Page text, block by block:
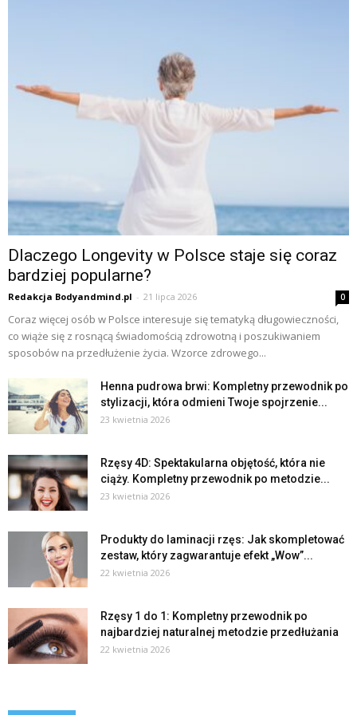
Dlaczego Longevity w Polsce staje się coraz
bardziej popularne?
Redakcja Bodyandmind.pl - 21 lipca 2026 0
Coraz więcej osób w Polsce interesuje się tematyką długowieczności,
co wiąże się z rosnącą świadomością zdrowotną i poszukiwaniem
sposobów na przedłużenie życia. Wzorce zdrowego...
Henna pudrowa brwi: Kompletny przewodnik po
stylizacji, która odmieni Twoje spojrzenie...
23 kwietnia 2026
Rzęsy 4D: Spektakularna objętość, która nie
ciąży. Kompletny przewodnik po metodzie...
23 kwietnia 2026
Produkty do laminacji rzęs: Jak skompletować
zestaw, który zagwarantuje efekt „Wow”...
22 kwietnia 2026
Rzęsy 1 do 1: Kompletny przewodnik po
najbardziej naturalnej metodzie przedłużania
22 kwietnia 2026